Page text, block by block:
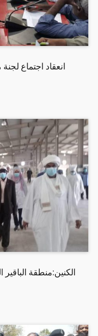
انعقاد اجتماع
الكنين:منطقة